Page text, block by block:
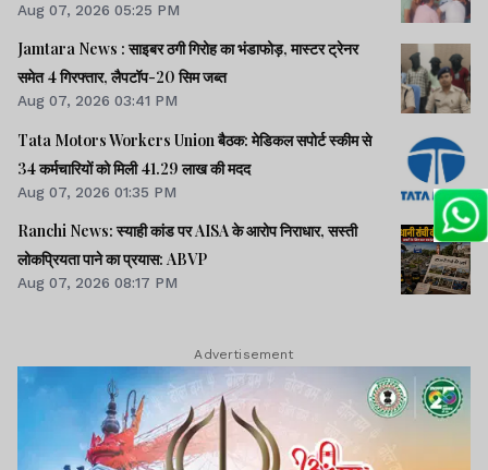
Aug 07, 2026 05:25 PM
Jamtara News : साइबर ठगी गिरोह का भंडाफोड़, मास्टर ट्रेनर
समेत 4 गिरफ्तार, लैपटॉप-20 सिम जब्त
Aug 07, 2026 03:41 PM
Tata Motors Workers Union बैठक: मेडिकल सपोर्ट स्कीम से
34 कर्मचारियों को मिली 41.29 लाख की मदद
Aug 07, 2026 01:35 PM
Ranchi News: स्याही कांड पर AISA के आरोप निराधार, सस्ती
लोकप्रियता पाने का प्रयास: ABVP
Aug 07, 2026 08:17 PM
Advertisement